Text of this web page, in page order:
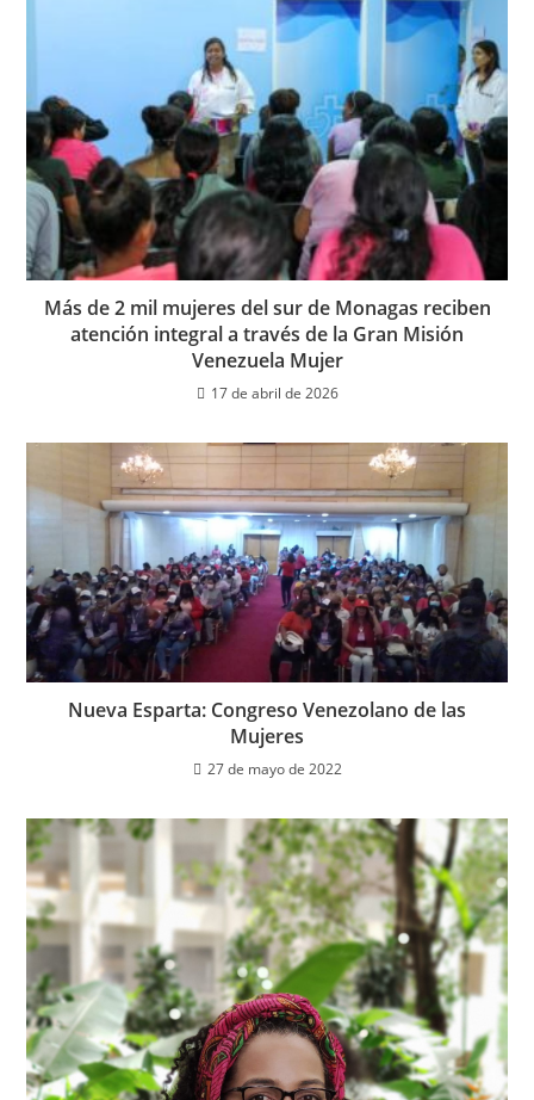
Más de 2 mil mujeres del sur de Monagas reciben
atención integral a través de la Gran Misión
Venezuela Mujer
17 de abril de 2026
Nueva Esparta: Congreso Venezolano de las
Mujeres
27 de mayo de 2022